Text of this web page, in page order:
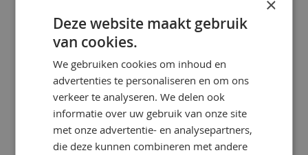
Vactra:
Verbeterde Betrouwbaarheid
ervaren gebruikers een aanzienlijke
verbetering van de betrouwbaarheid van hun
machines. Minder slijtage en wrijving resulteren
in minder storingen en onderhoud, wat de
productiviteit ten goede komt.
×
Deze website maakt gebruik
van cookies.
We gebruiken cookies om inhoud en
advertenties te personaliseren en om ons
verkeer te analyseren. We delen ook
informatie over uw gebruik van onze site
met onze advertentie- en analysepartners,
die deze kunnen combineren met andere